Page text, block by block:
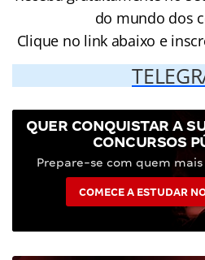
do mundo dos
Clique no link abaixo e
QUER CONQUISTAR A
CONCURSOS
Prepare-se com quem
COMECE A ESTUDAR